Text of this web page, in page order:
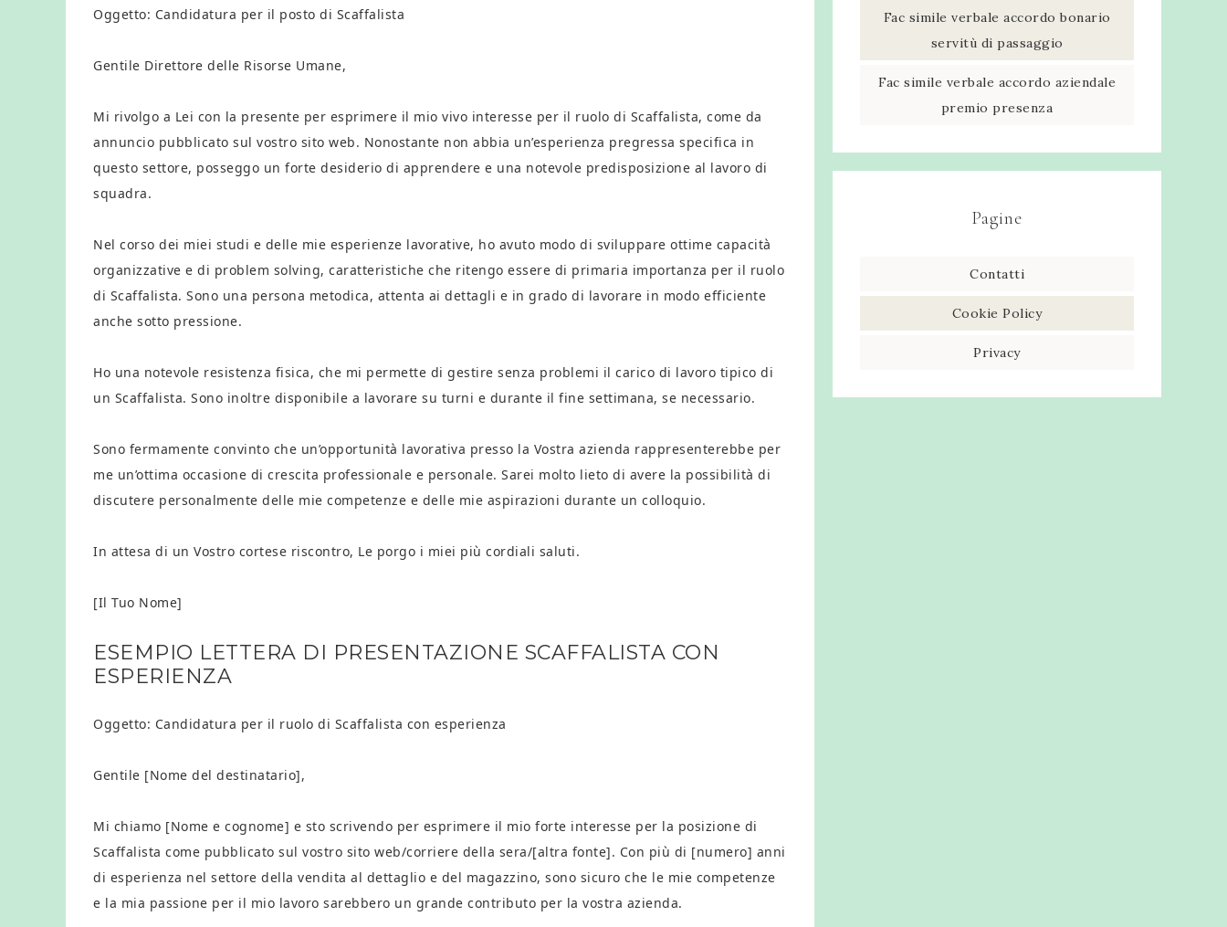
Oggetto: Candidatura per il posto di Scaffalista
Gentile Direttore delle Risorse Umane,
Mi rivolgo a Lei con la presente per esprimere il mio vivo interesse per il ruolo di Scaffalista, come da
annuncio pubblicato sul vostro sito web. Nonostante non abbia un’esperienza pregressa specifica in
questo settore, posseggo un forte desiderio di apprendere e una notevole predisposizione al lavoro di
squadra.
Nel corso dei miei studi e delle mie esperienze lavorative, ho avuto modo di sviluppare ottime capacità
organizzative e di problem solving, caratteristiche che ritengo essere di primaria importanza per il ruolo
di Scaffalista. Sono una persona metodica, attenta ai dettagli e in grado di lavorare in modo efficiente
anche sotto pressione.
Ho una notevole resistenza fisica, che mi permette di gestire senza problemi il carico di lavoro tipico di
un Scaffalista. Sono inoltre disponibile a lavorare su turni e durante il fine settimana, se necessario.
Sono fermamente convinto che un’opportunità lavorativa presso la Vostra azienda rappresenterebbe per
me un’ottima occasione di crescita professionale e personale. Sarei molto lieto di avere la possibilità di
discutere personalmente delle mie competenze e delle mie aspirazioni durante un colloquio.
In attesa di un Vostro cortese riscontro, Le porgo i miei più cordiali saluti.
[Il Tuo Nome]
ESEMPIO LETTERA DI PRESENTAZIONE SCAFFALISTA CON
ESPERIENZA
Oggetto: Candidatura per il ruolo di Scaffalista con esperienza
Gentile [Nome del destinatario],
Mi chiamo [Nome e cognome] e sto scrivendo per esprimere il mio forte interesse per la posizione di
Scaffalista come pubblicato sul vostro sito web/corriere della sera/[altra fonte]. Con più di [numero] anni
di esperienza nel settore della vendita al dettaglio e del magazzino, sono sicuro che le mie competenze
e la mia passione per il mio lavoro sarebbero un grande contributo per la vostra azienda.
Fac simile verbale accordo bonario
servitù di passaggio​
Fac simile verbale accordo aziendale
premio presenza​
Pagine
Contatti
Cookie Policy
Privacy